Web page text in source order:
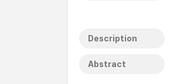
Description
Abstract